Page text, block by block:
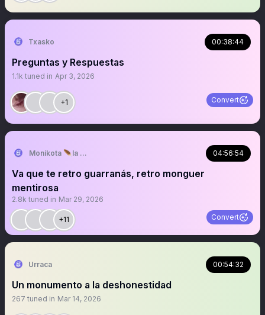
Txasko 00:38:44
Preguntas y Respuestas
1.1k tuned in Apr 3, 2026
+1 Convert
Monikota 🪶la pajara 04:56:54
Va que te retro guarranás, retro monguer
mentirosa
2.8k tuned in Mar 29, 2026
+11 Convert
Urraca 00:54:32
Un monumento a la deshonestidad
267 tuned in Mar 14, 2026